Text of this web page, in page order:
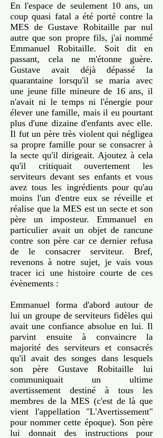
En l'espace de seulement 10 ans, un
coup quasi fatal a été porté contre la
MES de Gustave Robitaille par nul
autre que son propre fils, j'ai nommé
Emmanuel Robitaille. Soit dit en
passant, cela ne m'étonne guère.
Gustave avait déjà dépassé la
quarantaine lorsqu'il se maria avec
une jeune fille mineure de 16 ans, il
n'avait ni le temps ni l'énergie pour
élever une famille, mais il eu pourtant
plus d'une dizaine d'enfants avec elle.
Il fut un père très violent qui négligea
sa propre famille pour se consacrer à
la secte qu'il dirigeait. Ajoutez à cela
qu'il critiquait ouvertement les
serviteurs devant ses enfants et vous
avez tous les ingrédients pour qu'au
moins l'un d'entre eux se réveille et
réalise que la MES est un secte et son
père un imposteur. Emmanuel en
particulier avait un objet de rancune
contre son père car ce dernier refusa
de le consacrer serviteur. Bref,
revenons à notre sujet, je vais vous
tracer ici une histoire courte de ces
évènements :
Emmanuel forma d'abord autour de
lui un groupe de serviteurs fidèles qui
avait une confiance absolue en lui. Il
parvint ensuite à convaincre la
majorité des serviteurs et consacrés
qu'il avait des songes dans lesquels
son père Gustave Robitaille lui
communiquait un ultime
avertissement destiné à tous les
membres de la MES (c'est de là que
vient l'appellation "L'Avertissement"
pour nommer cette époque). Son père
lui donnait des instructions pour